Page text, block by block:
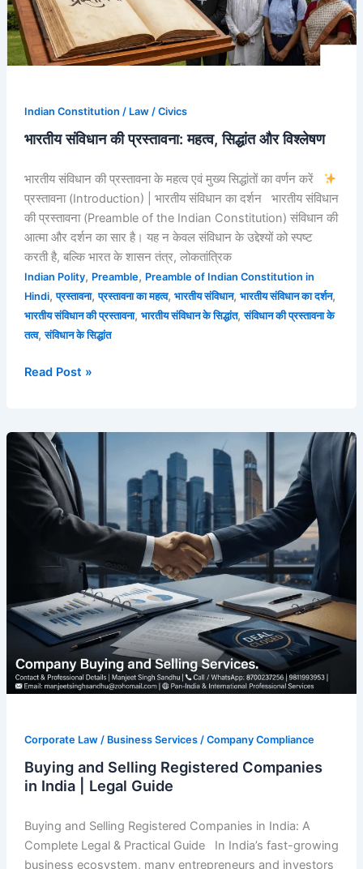
Indian Constitution / Law / Civics
भारतीय संविधान की प्रस्तावना: महत्व, सिद्धांत और विश्लेषण
भारतीय संविधान की प्रस्तावना के महत्व एवं मुख्य सिद्धांतों का वर्णन करें
प्रस्तावना (Introduction) | भारतीय संविधान का दर्शन भारतीय संविधान
की प्रस्तावना (Preamble of the Indian Constitution) संविधान की
आत्मा और दर्शन का सार है। यह न केवल संविधान के उद्देश्यों को स्पष्ट
करती है, बल्कि भारत के शासन तंत्र, लोकतांत्रिक
Indian Polity, Preamble, Preamble of Indian Constitution in
Hindi,प्रस्तावना,प्रस्तावना का महत्व, भारतीय संविधान, भारतीय संविधान का दर्शन,
भारतीय संविधान की प्रस्तावना, भारतीय संविधान के सिद्धांत,संविधान की प्रस्तावना के
तत्व,संविधान के सिद्धांत
विश्लेषण
Read Post »
Corporate Law / Business Services / Company Compliance
Buying and Selling Registered Companies
in India | Legal Guide
Buying and Selling Registered Companies in India: A
Complete Legal & Practical Guide In India’s fast-growing
business ecosystem, many entrepreneurs and investors
Buying
and
Selling
Registered
Companies
Legal
Guide